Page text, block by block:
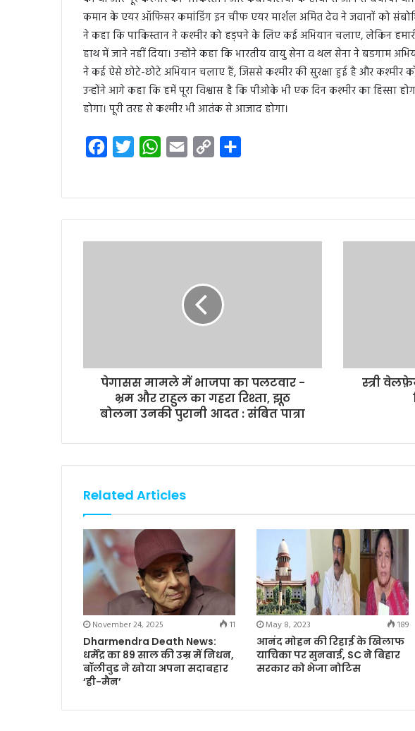
कमान के एयर ऑफिसर कमांडिंग इन चीफ एयर मार्शल अमित देव ने जवानों को
ने कहा कि पाकिस्तान ने कश्मीर को हड़पने के लिए कई अभियान चलाए, लेकिन
हाथ में जाने नहीं दिया। उन्होंने कहा कि भारतीय वायु सेना व थल सेना ने बडगाम
ने कई ऐसे छोटे-छोटे अभियान चलाए हैं, जिससे कश्मीर की सुरक्षा हुई है और कश्मीर
उन्होंने आगे कहा कि हमें पूरा विश्वास है कि पीओके भी एक दिन कश्मीर का हिस्सा
होगा। पूरी तरह से कश्मीर भी आतंक से आजाद होगा।
W
k
पेगासस मामले में भाजपा का पलटवार -
भ्रम और राहुल का गहरा रिश्ता, झूठ
बोलना उनकी पुरानी आदत : संबित पात्रा
स्त्री
Related Articles
November 24, 2025
11
Dharmendra Death News:
धर्मेंद्र का 89 साल की उम्र में निधन,
बॉलीवुड ने खोया अपना सदाबहार
‘ही-मैन’
May 8, 2023
189
आनंद मोहन की रिहाई के खिलाफ
याचिका पर सुनवाई, SC ने बिहार
सरकार को भेजा नोटिस